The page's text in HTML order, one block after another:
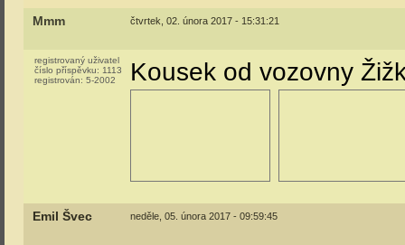
Mmm čtvrtek, 02. února 2017 - 15:31:21
registrovaný uživatel
číslo příspěvku: 1113
registrován: 5-2002 Kousek od vozovny
Emil Švec neděle, 05. února 2017 - 09:59:45